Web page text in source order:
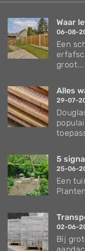
Waar
06-08-
Een
groot...
Alles
29-07-
5
25-06-
Een
02-06-
Bij